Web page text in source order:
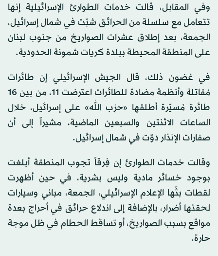
وفي المقابل، قالت خدمات الطوارئ الإسرائيلية إنها
تتعامل مع سلسلة من الحرائق شبّت في شمال إسرائيل،
الجمعة، بعد إطلاق عشرات الصواريخ من جنوب لبنان
على المنطقة المحيطة ببلدة كريات شمونة الحدودية.
في غضون ذلك، قال الجيش الإسرائيلي إن طائرات
مُقاتلة وأنظمة مضادة للطائرات اعترضت 11، من بين 16
طائرة مُسيّرة أطلقها «حزب الله» على إسرائيل، خلال
الساعات الاثنتين والسبعين الماضية، مشيراً إلى أن
صفارات الإنذار دوّت في شمال إسرائيل.
وقالت خدمات الطوارئ إن فِرقاً تجوب المنطقة أبلغت
بوجود خسائر مادية وليس بشرية، في حين أظهرت
لقطات بثّها الإعلام الإسرائيلي، الجمعة، مباني وسيارات
لحقتها أضرار، بالإضافة إلى اندلاع حرائق في أحراج بعدة
مواقع بسبب الصواريخ، أو تساقط الحطام في ظل موجة
حارة.